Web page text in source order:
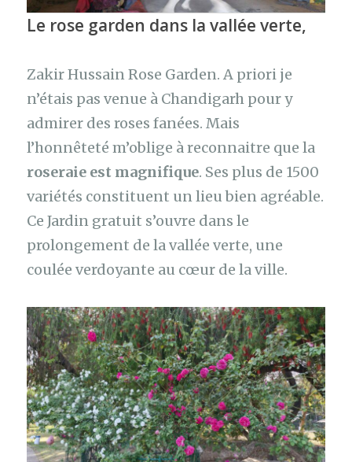
Le rose garden dans la vallée verte,
Zakir Hussain Rose Garden. A priori je
n’étais pas venue à Chandigarh pour y
admirer des roses fanées. Mais
l’honnêteté m’oblige à reconnaitre que la
roseraie est magnifique. Ses plus de 1500
variétés constituent un lieu bien agréable.
Ce Jardin gratuit s’ouvre dans le
prolongement de la vallée verte, une
coulée verdoyante au cœur de la ville.